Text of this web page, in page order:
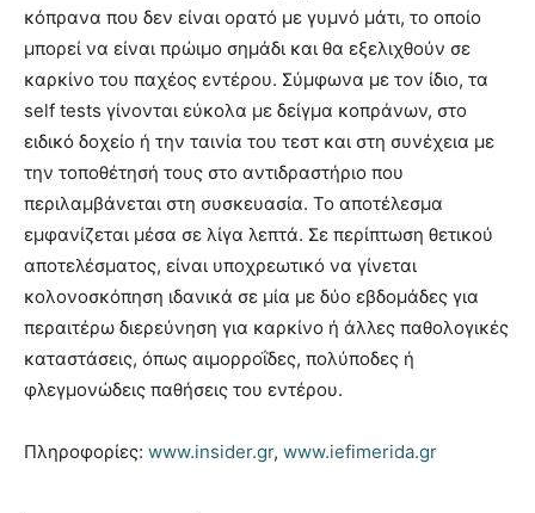
κόπρανα που δεν είναι ορατό με γυμνό μάτι, το οποίο
μπορεί να είναι πρώιμο σημάδι και θα εξελιχθούν σε
καρκίνο του παχέος εντέρου. Σύμφωνα με τον ίδιο, τα
self tests γίνονται εύκολα με δείγμα κοπράνων, στο
ειδικό δοχείο ή την ταινία του τεστ και στη συνέχεια με
την τοποθέτησή τους στο αντιδραστήριο που
περιλαμβάνεται στη συσκευασία. Το αποτέλεσμα
εμφανίζεται μέσα σε λίγα λεπτά. Σε περίπτωση θετικού
αποτελέσματος, είναι υποχρεωτικό να γίνεται
κολονοσκόπηση ιδανικά σε μία με δύο εβδομάδες για
περαιτέρω διερεύνηση για καρκίνο ή άλλες παθολογικές
καταστάσεις, όπως αιμορροΐδες, πολύποδες ή
φλεγμονώδεις παθήσεις του εντέρου.
Πληροφορίες: www.insider.gr, www.iefimerida.gr